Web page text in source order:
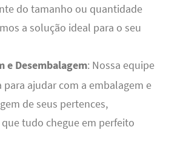
do tamanho ou quantidade
a solução ideal para o seu
e Desembalagem: Nossa equipe
para ajudar com a embalagem e
de seus pertences,
tudo chegue em perfeito